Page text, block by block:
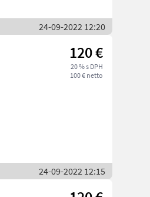
24-09-2022 12:20
120 €
20 % s DPH
100 € netto
24-09-2022 12:15